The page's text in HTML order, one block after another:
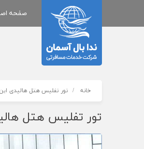
صفحه
خانه تور تفلیس هتل هالیدی
تور تفلیس هتل